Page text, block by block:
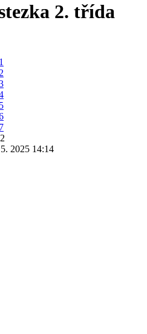
2. třída
2025 14:14